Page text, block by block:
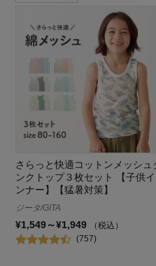
さらっと快適コットンメッシュ
ンクトップ３枚セット 【子供イ
ンナー】【猛暑対策】
ジータ/GITA
¥1,549～¥1,949
（税込）
(757)